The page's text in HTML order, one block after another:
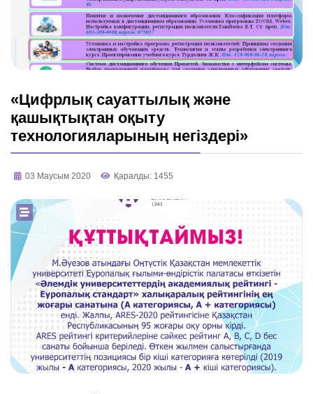
«Цифрлық сауаттылық және
қашықтықтан оқыту
технологияларының негіздері»
03 Маусым 2020 Қаралды: 1455